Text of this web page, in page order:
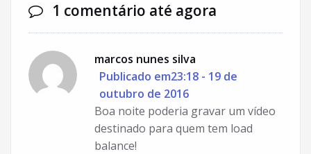
1 comentário até agora
marcos nunes silva
Publicado em23:18 - 19 de
outubro de 2016
Boa noite poderia gravar um vídeo
destinado para quem tem load
balance!